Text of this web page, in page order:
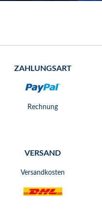
ZAHLUNGSART
Rechnung
VERSAND
Versandkosten